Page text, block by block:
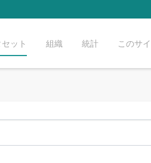
ット 組織 統計 このサ